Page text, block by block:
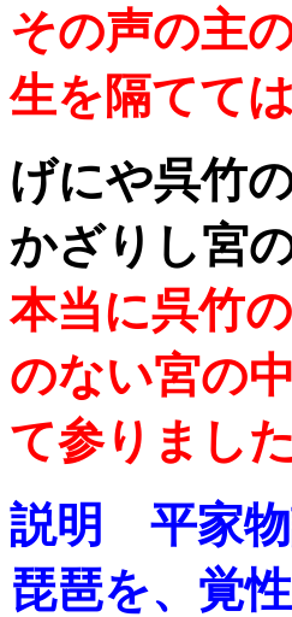
その声の主
生を隔てて
げにや呉竹
かざりし宮
本当に呉竹
のない宮の
て参りました
説明 平家物
琵琶を、覚